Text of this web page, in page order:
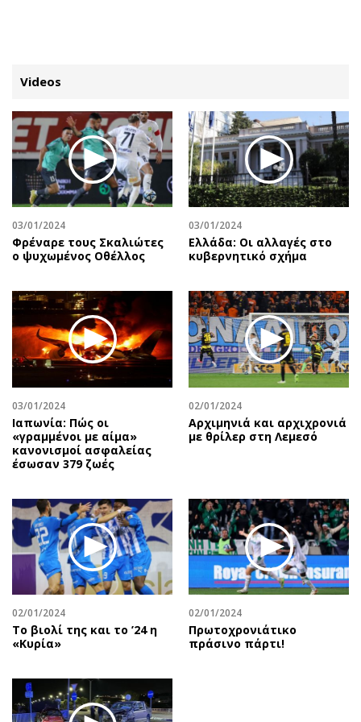
ΚΑΤΗΓΟΡΙΕΣ ΣΥΝΔΕΣΗ
Κύπρος
Παιδεία
Υγεία
Πολιτική
Βουλευτικές 2026
Προεδρικές 2023
Δημοσκοπήσεις
Διπλωματία
Αθλητισμός
Κύπρος
Ελλάδα
Διεθνή
Κληρώσεις Allwyn
Οικονομία
Real Estate
Επιχειρήσεις
Αγορές
Money Review
AstroBank Properties
Ενέργεια
Ναυτιλία
Απόψεις
Αρθρογραφία
The Hill
Υγεία
Αγγελίες
Πωλούνται
Ζητούν εργασία
Θέσεις εργασίας
Geek
Νέα
Κινητά-tablets
Social
Πολιτική
Οικονομία
Γενικά
Αναδρομές
Πρόσωπα
Περιβάλλον
Videos
03/01/2024
Φρέναρε τους Σκαλιώτες
ο ψυχωμένος Οθέλλος
03/01/2024
Ελλάδα: Οι αλλαγές στο
κυβερνητικό σχήμα
03/01/2024
Ιαπωνία: Πώς οι
«γραμμένοι με αίμα»
κανονισμοί ασφαλείας
έσωσαν 379 ζωές
02/01/2024
Αρχιμηνιά και αρχιχρονιά
με θρίλερ στη Λεμεσό
02/01/2024
Το βιολί της και το ’24 η
«Κυρία»
02/01/2024
Πρωτοχρονιάτικο
πράσινο πάρτι!